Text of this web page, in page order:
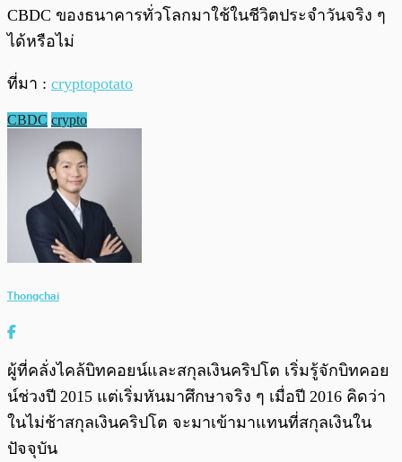
CBDC ของธนาคารทั่วโลกมาใช้ในชีวิตประจำวันจริง ๆ
ได้หรือไม่
ที่มา : cryptopotato
CBDC crypto
Thongchai
ผู้ที่คลั่งไคล้บิทคอยน์และสกุลเงินคริปโต เริ่มรู้จักบิทคอย
น์ช่วงปี 2015 แต่เริ่มหันมาศึกษาจริง ๆ เมื่อปี 2016 คิดว่า
ในไม่ช้าสกุลเงินคริปโต จะมาเข้ามาแทนที่สกุลเงินใน
ปัจจุบัน